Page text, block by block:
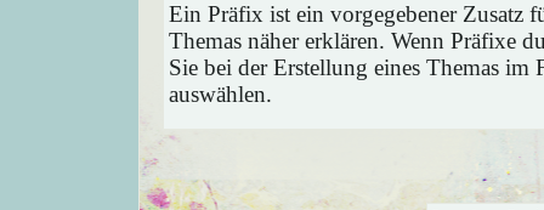
Ein Präfix ist ein vorgegebener Zusatz
Themas näher erklären. Wenn Präfixe
Sie bei der Erstellung eines Themas
auswählen.